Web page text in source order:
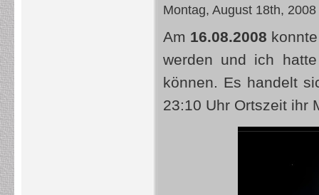
Montag, August 18th, 2008
Am 16.08.2008
werden und ich
können. Es handelt
23:10 Uhr Ortszeit ihr